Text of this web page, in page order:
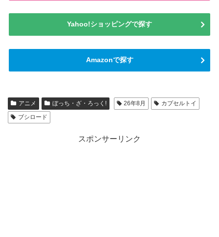
Yahoo!ショッピングで探す
Amazonで探す
アニメ ぼっち・ざ・ろっく! 26年8月
カプセルトイ
ブシロード
スポンサーリンク